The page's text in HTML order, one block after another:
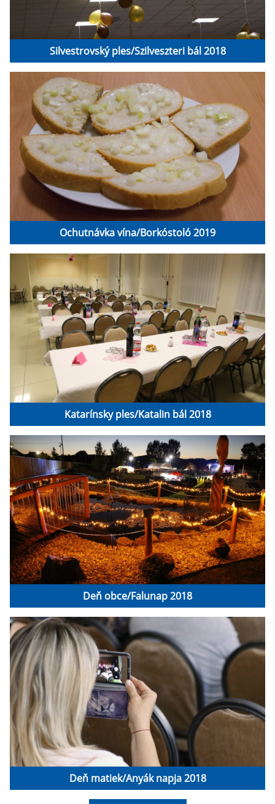
Silvestrovský ples/Szilveszteri bál 2018
Ochutnávka vína/Borkóstoló 2019
Katarínsky ples/Katalin bál 2018
Deň obce/Falunap 2018
Deň matiek/Anyák napja 2018